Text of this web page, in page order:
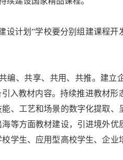
计划”学校要分别组建课程开
、共享、共用、共推。建立
入教材内容。持续推进教材形
、工艺和场景的数字化提取、
等方面教材建设，引进境外优
学生、应用型高校学生、企业